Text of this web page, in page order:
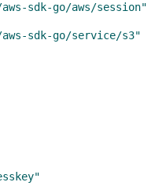
sdk-go/aws/session"
sdk-go/service/s3"